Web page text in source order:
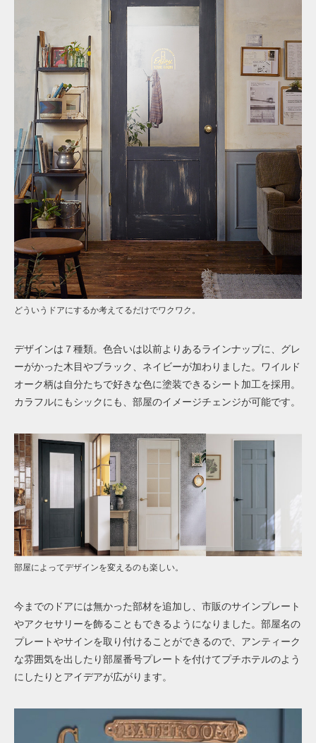
どういうドアにするか考えてるだけでワクワク。
デザインは７種類。色合いは以前よりあるラインナップに、グレ
ーがかった木目やブラック、ネイビーが加わりました。ワイルド
オーク柄は自分たちで好きな色に塗装できるシート加工を採用。
カラフルにもシックにも、部屋のイメージチェンジが可能です。
部屋によってデザインを変えるのも楽しい。
今までのドアには無かった部材を追加し、市販のサインプレート
やアクセサリーを飾ることもできるようになりました。部屋名の
プレートやサインを取り付けることができるので、アンティーク
な雰囲気を出したり部屋番号プレートを付けてプチホテルのよう
にしたりとアイデアが広がります。